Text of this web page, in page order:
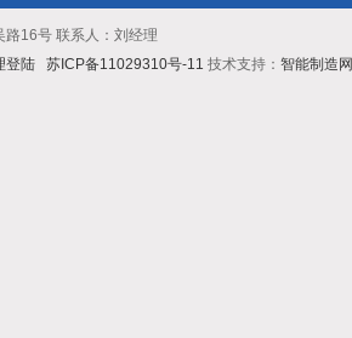
16号 联系人：刘经理
登陆 苏ICP备11029310号-11 技术支持： 智能制造网